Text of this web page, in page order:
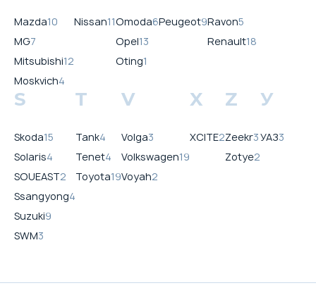
Mazda10
MG7
Mitsubishi12
Moskvich4
Nissan11Omoda6
Opel13
Oting1
Peugeot9Ravon5
Renault18
S
Skoda15
Solaris4
SOUEAST2
Ssangyong4
Suzuki9
SWM3
T
Tank4
Tenet4
Toyota19
V
Volga3
Volkswagen19
Voyah2
X
XCITE2
Z
Zeekr3
Zotye2
У
УАЗ3